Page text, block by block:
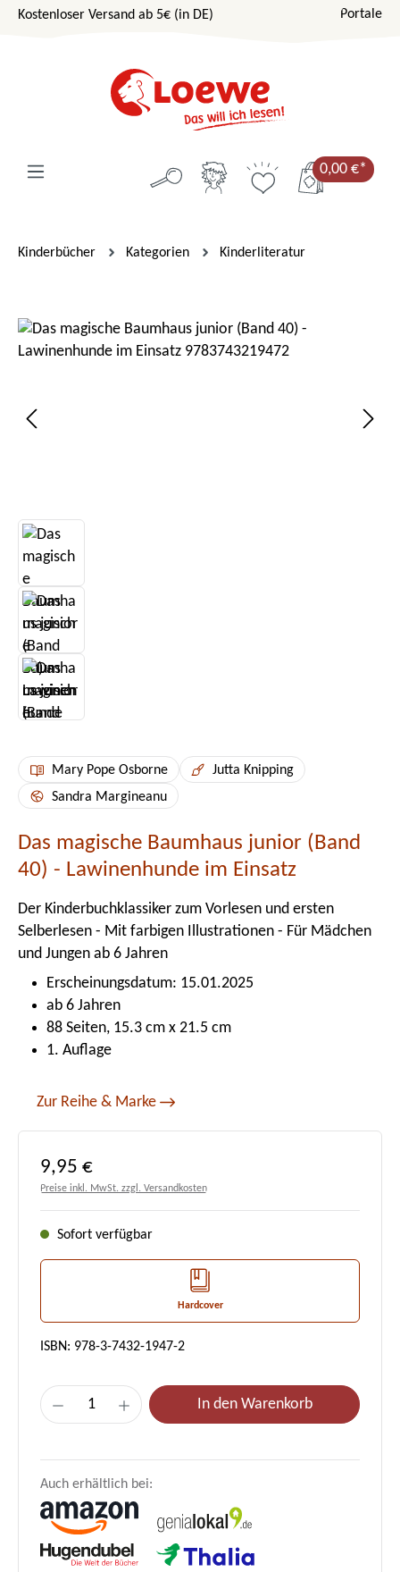
Zum Hauptinhalt springen
Kostenloser Versand ab 5€ (in DE) Portale
0,00 €*
Kinderbücher Kategorien Kinderliteratur
Bildergalerie überspringen
Mary Pope Osborne
Jutta Knipping
Sandra Margineanu
Das magische Baumhaus junior (Band
40) - Lawinenhunde im Einsatz
Der Kinderbuchklassiker zum Vorlesen und ersten
Selberlesen - Mit farbigen Illustrationen - Für Mädchen
und Jungen ab 6 Jahren
Erscheinungsdatum: 15.01.2025
ab 6 Jahren
88 Seiten, 15.3 cm x 21.5 cm
1. Auflage
Zur Reihe & Marke
Regulärer Preis:
9,95 €
Preise inkl. MwSt. zzgl. Versandkosten
Sofort verfügbar
Hardcover
ISBN: 978-3-7432-1947-2
Produkt Anzahl: Gib den gewünschten
In den Warenkorb
Auch erhältlich bei: